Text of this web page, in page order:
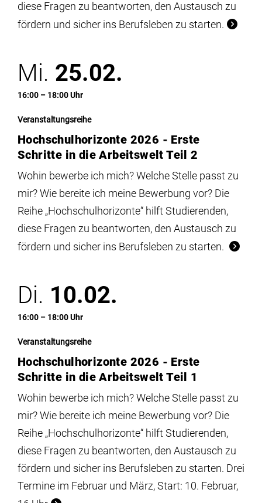
diese Fragen zu beantworten, den Austausch zu
fördern und sicher ins Berufsleben zu starten.
Mi. 25.02.
16:00 – 18:00 Uhr
Veranstaltungsreihe
Hochschulhorizonte 2026 - Erste
Schritte in die Arbeitswelt Teil 2
Wohin bewerbe ich mich? Welche Stelle passt zu
mir? Wie bereite ich meine Bewerbung vor? Die
Reihe „Hochschulhorizonte“ hilft Studierenden,
diese Fragen zu beantworten, den Austausch zu
fördern und sicher ins Berufsleben zu starten.
Di. 10.02.
16:00 – 18:00 Uhr
Veranstaltungsreihe
Hochschulhorizonte 2026 - Erste
Schritte in die Arbeitswelt Teil 1
Wohin bewerbe ich mich? Welche Stelle passt zu
mir? Wie bereite ich meine Bewerbung vor? Die
Reihe „Hochschulhorizonte“ hilft Studierenden,
diese Fragen zu beantworten, den Austausch zu
fördern und sicher ins Berufsleben zu starten. Drei
Termine im Februar und März, Start: 10. Februar,